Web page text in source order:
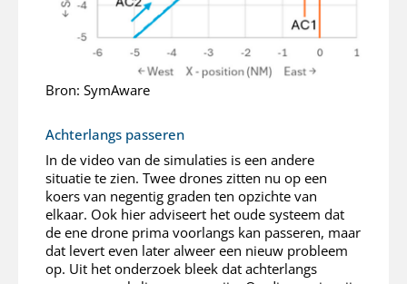
Bron: SymAware
Achterlangs passeren
In de video van de simulaties is een andere
situatie te zien. Twee drones zitten nu op een
koers van negentig graden ten opzichte van
elkaar. Ook hier adviseert het oude systeem dat
de ene drone prima voorlangs kan passeren, maar
dat levert even later alweer een nieuw probleem
op. Uit het onderzoek bleek dat achterlangs